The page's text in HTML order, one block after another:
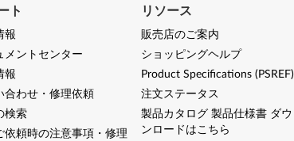
ト
報
メントセンター
報
合わせ・修理依頼
検索
依頼時の注意事項・修理
リソース
販売店のご案内
ショッピングヘルプ
Product Specifications (PSREF)
注文ステータス
製品カタログ 製品仕様書 ダウ
ンロードはこちら